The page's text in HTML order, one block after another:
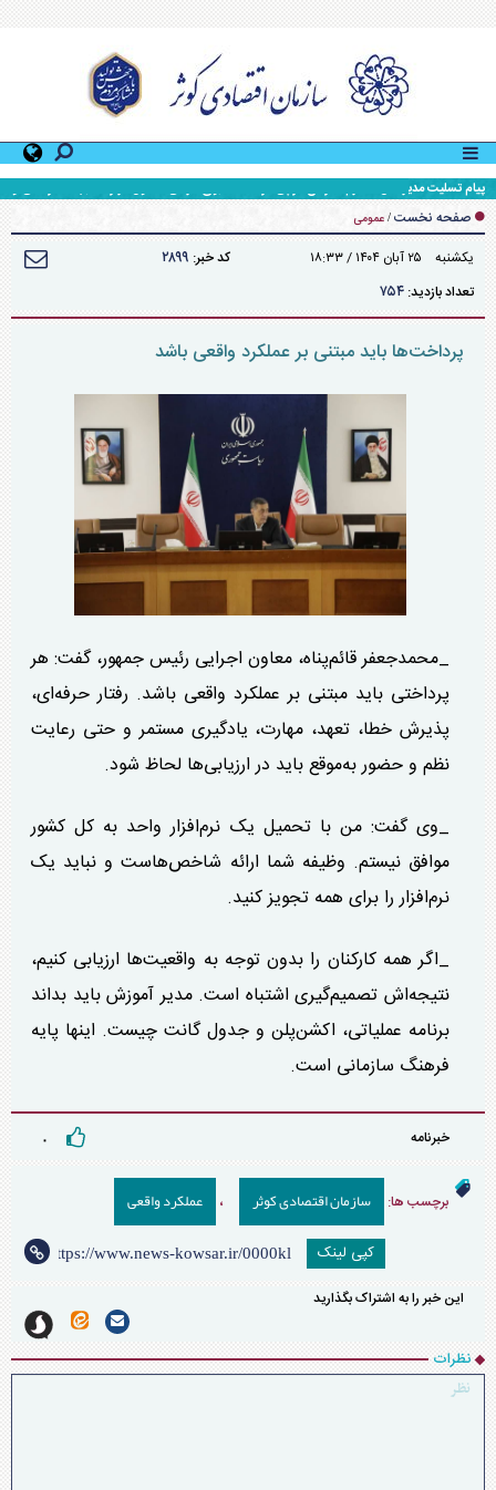
پیام تسلیت مدیرعامل محترم سازمان در پی درگذشت ابوی گرامی مسئول قرارگاه جهاد سازندگی و
محرومیت زدایی سپاه حضرت ولی عصر (عج) خوزستان
صفحه نخست / عمومی
يکشنبه ۲۵ آبان ۱۴۰۴ / ۱۸:۳۳ کد خبر: ۲۸۹۹
تعداد بازدید: ۷۵۴
پرداخت‌ها باید مبتنی بر عملکرد واقعی باشد
_محمدجعفر قائم‌پناه، معاون اجرایی رئیس جمهور، گفت: هر
پرداختی باید مبتنی بر عملکرد واقعی باشد. رفتار حرفه‌ای،
پذیرش خطا، تعهد، مهارت، یادگیری مستمر و حتی رعایت
نظم و حضور به‌موقع باید در ارزیابی‌ها لحاظ شود.
_وی گفت: من با تحمیل یک نرم‌افزار واحد به کل کشور
موافق نیستم. وظیفه شما ارائه شاخص‌هاست و نباید یک
نرم‌افزار را برای همه تجویز کنید.
_اگر همه کارکنان را بدون توجه به واقعیت‌ها ارزیابی کنیم،
نتیجه‌اش تصمیم‌گیری اشتباه است. مدیر آموزش باید بداند
برنامه عملیاتی، اکشن‌پلن و جدول گانت چیست. اینها پایه
فرهنگ سازمانی است.
خبرنامه ۰
برچسب ها: سازمان اقتصادی کوثر ، عملکرد واقعی
کپی لینک
این خبر را به اشتراک بگذارید
نظرات